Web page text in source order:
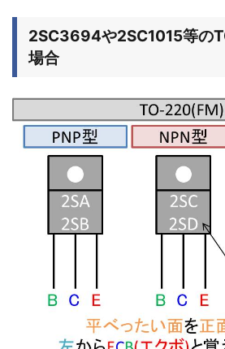
2SC3694や2SC1015等の
場合